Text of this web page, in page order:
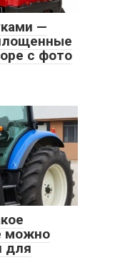
—
с фото
можно
для